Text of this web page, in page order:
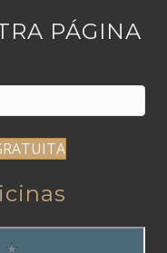
PÁGINA